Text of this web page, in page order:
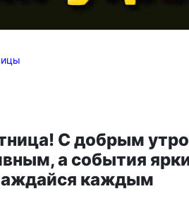
С добрым
а события
каждым